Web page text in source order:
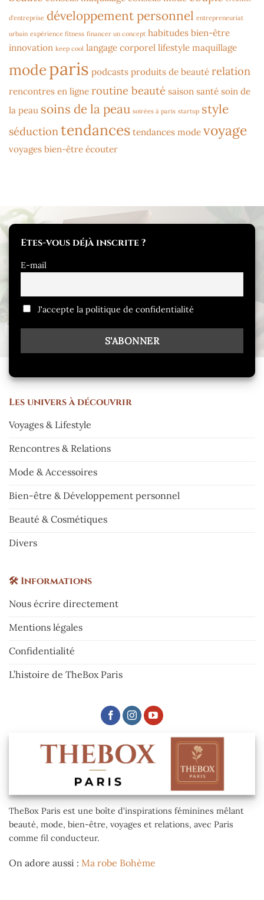
d'entreprise développement personnel entrepreneuriat
urbain expérience fitness financer un concept habitudes bien-être
innovation keep cool langage corporel lifestyle maquillage
modeparis podcasts produits de beauté relation
rencontres en ligne routine beauté saison santé soin de
la peau soins de la peau soirées à paris startup style
séductiontendances tendances mode voyage
voyages bien-être écouter
Etes-vous déjà inscrite ?
E-mail
J'accepte la politique de confidentialité
Les univers à découvrir
Voyages & Lifestyle
Rencontres & Relations
Mode & Accessoires
Bien-être & Développement personnel
Beauté & Cosmétiques
Divers
🛠️ Informations
Nous écrire directement
Mentions légales
Confidentialité
L’histoire de TheBox Paris
TheBox Paris est une boîte d’inspirations féminines mêlant
beauté, mode, bien-être, voyages et relations, avec Paris
comme fil conducteur.
On adore aussi : Ma robe Bohème